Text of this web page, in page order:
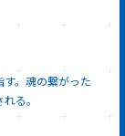
。魂の繋がった
る。